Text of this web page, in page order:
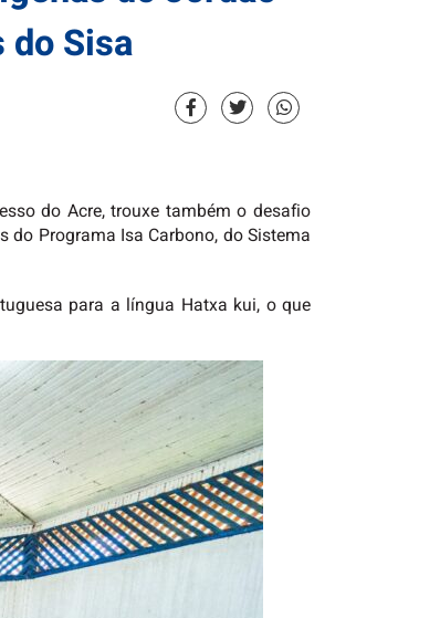
Sisa
do Acre, trouxe também o desafio
Programa Isa Carbono, do Sistema
para a língua Hatxa kui, o que